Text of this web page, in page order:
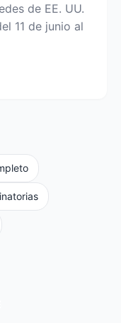
de EE. UU.
11 de junio al